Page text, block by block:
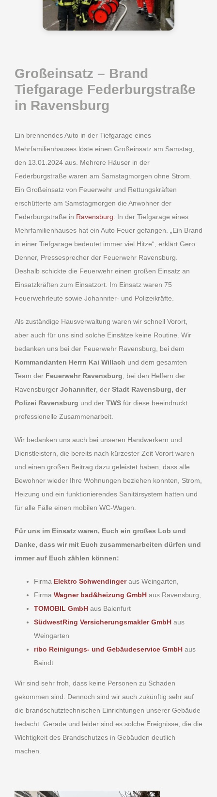
Großeinsatz – Brand
Tiefgarage Federburgstraße
in Ravensburg
Ein brennendes Auto in der Tiefgarage eines
Mehrfamilienhauses löste einen Großeinsatz am Samstag,
den 13.01.2024 aus. Mehrere Häuser in der
Federburgstraße waren am Samstagmorgen ohne Strom.
Ein Großeinsatz von Feuerwehr und Rettungskräften
erschütterte am Samstagmorgen die Anwohner der
Federburgstraße in Ravensburg . In der Tiefgarage eines
Mehrfamilienhauses hat ein Auto Feuer gefangen. „Ein Brand
in einer Tiefgarage bedeutet immer viel Hitze“, erklärt Gero
Denner, Pressesprecher der Feuerwehr Ravensburg.
Deshalb schickte die Feuerwehr einen großen Einsatz an
Einsatzkräften zum Einsatzort. Im Einsatz waren 75
Feuerwehrleute sowie Johanniter- und Polizeikräfte.
Als zuständige Hausverwaltung waren wir schnell Vorort,
aber auch für uns sind solche Einsätze keine Routine. Wir
bedanken uns bei der Feuerwehr Ravensburg, bei dem
Kommandanten Herrn Kai Willach und dem gesamten
Team der Feuerwehr Ravensburg , bei den Helfern der
Ravensburger Johanniter, der Stadt Ravensburg, der
Polizei Ravensburg und der TWS für diese beeindruckt
professionelle Zusammenarbeit.
Wir bedanken uns auch bei unseren Handwerkern und
Dienstleistern, die bereits nach kürzester Zeit Vorort waren
und einen großen Beitrag dazu geleistet haben, dass alle
Bewohner wieder Ihre Wohnungen beziehen konnten, Strom,
Heizung und ein funktionierendes Sanitärsystem hatten und
für alle Fälle einen mobilen WC-Wagen.
Für uns im Einsatz waren, Euch ein großes Lob und
Danke, dass wir mit Euch zusammenarbeiten dürfen und
immer auf Euch zählen können:
Firma Elektro Schwendinger aus Weingarten,
Firma Wagner bad&heizung GmbH aus Ravensburg,
TOMOBIL GmbH aus Baienfurt
SüdwestRing Versicherungsmakler GmbH aus
Weingarten
ribo Reinigungs- und Gebäudeservice GmbH aus
Baindt
Wir sind sehr froh, dass keine Personen zu Schaden
gekommen sind. Dennoch sind wir auch zukünftig sehr auf
die brandschutztechnischen Einrichtungen unserer Gebäude
bedacht. Gerade und leider sind es solche Ereignisse, die die
Wichtigkeit des Brandschutzes in Gebäuden deutlich
machen.